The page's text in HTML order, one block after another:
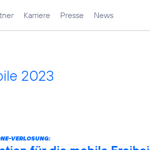
Karriere Presse News
2023
VERLOSUNG: